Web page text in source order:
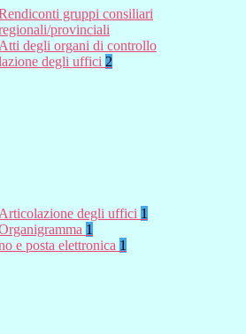
gruppi consiliari
provinciali
Atti degli organi di controllo
degli uffici 2
Articolazione degli uffici 1
1
e posta elettronica 1